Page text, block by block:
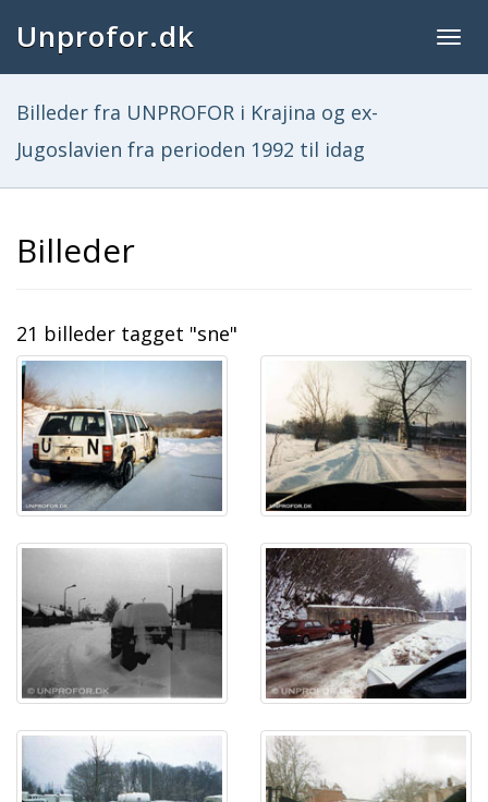
Unprofor.dk
Billeder fra UNPROFOR i Krajina og ex-
Jugoslavien fra perioden 1992 til idag
Billeder
21 billeder tagget "sne"